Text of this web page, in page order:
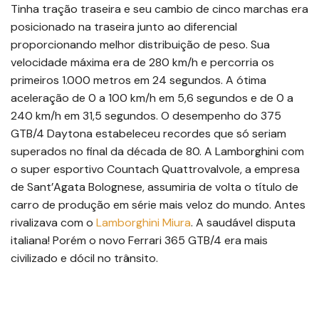
Tinha tração traseira e seu cambio de cinco marchas era
posicionado na traseira junto ao diferencial
proporcionando melhor distribuição de peso. Sua
velocidade máxima era de 280 km/h e percorria os
primeiros 1.000 metros em 24 segundos. A ótima
aceleração de 0 a 100 km/h em 5,6 segundos e de 0 a
240 km/h em 31,5 segundos. O desempenho do 375
GTB/4 Daytona estabeleceu recordes que só seriam
superados no final da década de 80. A Lamborghini com
o super esportivo Countach Quattrovalvole, a empresa
de Sant’Agata Bolognese, assumiria de volta o título de
carro de produção em série mais veloz do mundo. Antes
rivalizava com o Lamborghini Miura. A saudável disputa
italiana! Porém o novo Ferrari 365 GTB/4 era mais
civilizado e dócil no trânsito.